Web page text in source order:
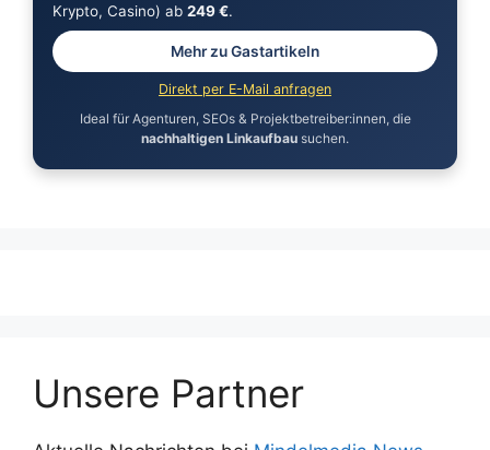
Krypto, Casino) ab 249 €.
Mehr zu Gastartikeln
Direkt per E-Mail anfragen
Ideal für Agenturen, SEOs & Projektbetreiber:innen, die
nachhaltigen Linkaufbau suchen.
Unsere Partner